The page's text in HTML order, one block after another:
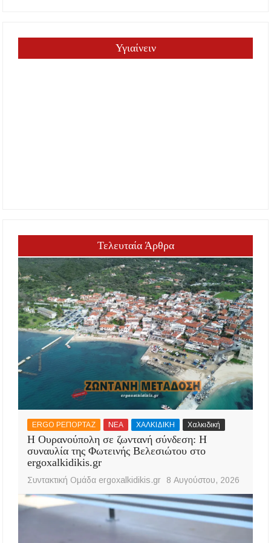
Υγιαίνειν
Τελευταία Άρθρα
ERGO ΡΕΠΟΡΤΑΖ ΝΕΑ ΧΑΛΚΙΔΙΚΗ Χαλκιδική
Η Ουρανούπολη σε ζωντανή σύνδεση: Η
συναυλία της Φωτεινής Βελεσιώτου στο
ergoxalkidikis.gr
Συντακτική Ομάδα ergoxalkidikis.gr 8 Αυγούστου, 2026